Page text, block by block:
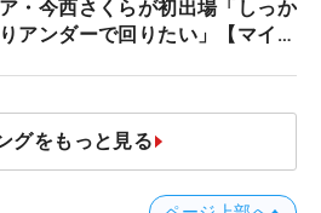
ア・今西さくらが初出場「しっか
りアンダーで回りたい」【マイナ
グをもっと見る